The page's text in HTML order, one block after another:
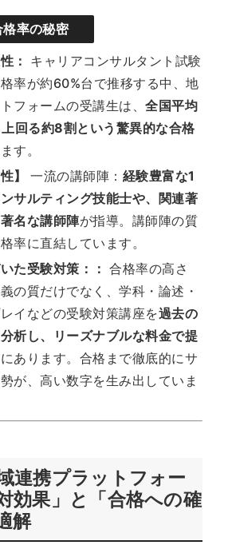
率の秘密
： キャリアコンサルタント試験
率が約60%台で推移する中、地
フォームの受講生は、全国平均
回る約8割という驚異的な合格
す。
】
一流の講師陣： 経験豊富な1
サルティング技能士や、関連著
名な講師陣が指導。講師陣の質
率に直結しています。
た受験対策：： 合格率の高さ
の質だけでなく、学科・論述・
イなどの受験対策講座を過去の
析し、リーズナブルな料金で提
あります。合格まで徹底的にサ
が、高い数字を生み出していま
連携プラットフォー
効果」と「合格への確
解